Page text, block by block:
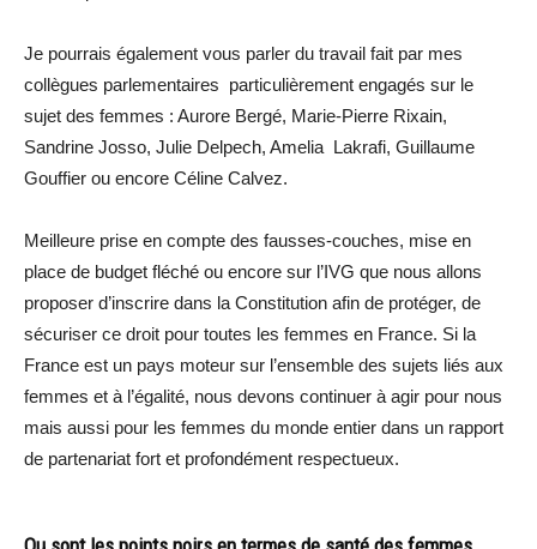
Je pourrais également vous parler du travail fait par mes
collègues parlementaires particulièrement engagés sur le
sujet des femmes : Aurore Bergé, Marie-Pierre Rixain,
Sandrine Josso, Julie Delpech, Amelia Lakrafi, Guillaume
Gouffier ou encore Céline Calvez.
Meilleure prise en compte des fausses-couches, mise en
place de budget fléché ou encore sur l’IVG que nous allons
proposer d’inscrire dans la Constitution afin de protéger, de
sécuriser ce droit pour toutes les femmes en France. Si la
France est un pays moteur sur l’ensemble des sujets liés aux
femmes et à l’égalité, nous devons continuer à agir pour nous
mais aussi pour les femmes du monde entier dans un rapport
de partenariat fort et profondément respectueux.